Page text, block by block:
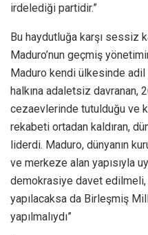
irdelediği partidir.”
Bu haydutluğa karşı sessiz
Maduro’nun geçmiş
Maduro kendi ülkesinde
halkına adaletsiz davranan,
cezaevlerinde tutulduğu ve
rekabeti ortadan kaldıran,
liderdi. Maduro, dünyanın
ve merkeze alan yapısıyla
demokrasiye davet edilmeli,
yapılacaksa da Birleşmiş
yapılmalıydı”